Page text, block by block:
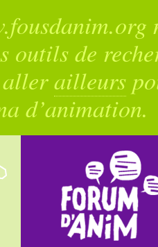
outils de
allerailleurs
d’animation.